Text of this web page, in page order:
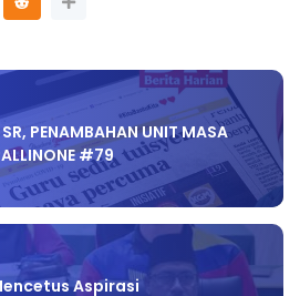
PENAMBAHAN UNIT MASA
#79
Aspirasi